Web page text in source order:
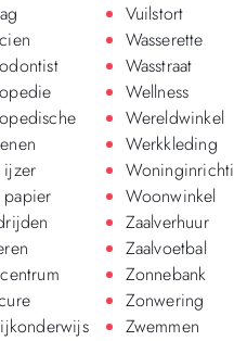
Vuilstort
Wasserette
Wasstraat
Wellness
Wereldwinkel
Werkkleding
Woonwinkel
Zaalverhuur
Zaalvoetbal
Zonnebank
Zonwering
Zwemmen